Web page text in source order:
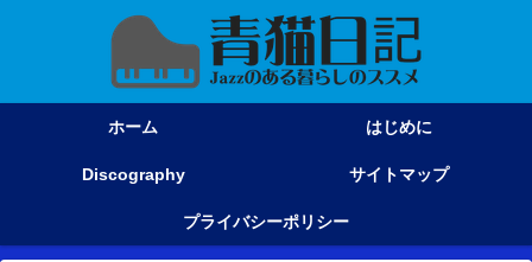
ホーム はじめに
Discography サイトマップ
プライバシーポリシー